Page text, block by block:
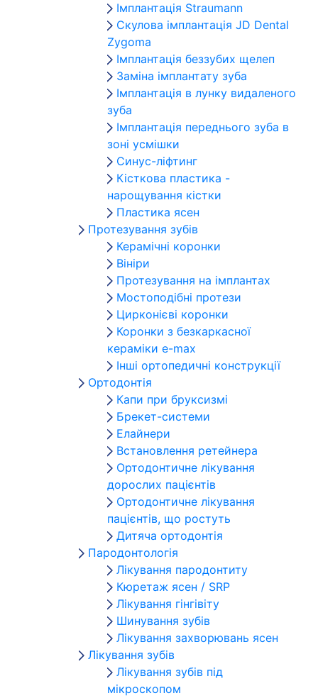
Імплантація Straumann
Скулова імплантація JD Dental
Zygoma
Імплантація беззубих щелеп
Заміна імплантату зуба
Імплантація в лунку видаленого
зуба
Імплантація переднього зуба в
зоні усмішки
Синус-ліфтинг
Кісткова пластика -
нарощування кістки
Пластика ясен
Протезування зубів
Керамічні коронки
Вініри
Протезування на імплантах
Мостоподібні протези
Цирконієві коронки
Коронки з безкаркасної
кераміки e-max
Інші ортопедичні конструкції
Ортодонтія
Капи при бруксизмі
Брекет-системи
Елайнери
Встановлення ретейнера
Ортодонтичне лікування
дорослих пацієнтів
Ортодонтичне лікування
пацієнтів, що ростуть
Дитяча ортодонтія
Пародонтологія
Лікування пародонтиту
Кюретаж ясен / SRP
Лікування гінгівіту
Шинування зубів
Лікування захворювань ясен
Лікування зубів
Лікування зубів під
мікроскопом